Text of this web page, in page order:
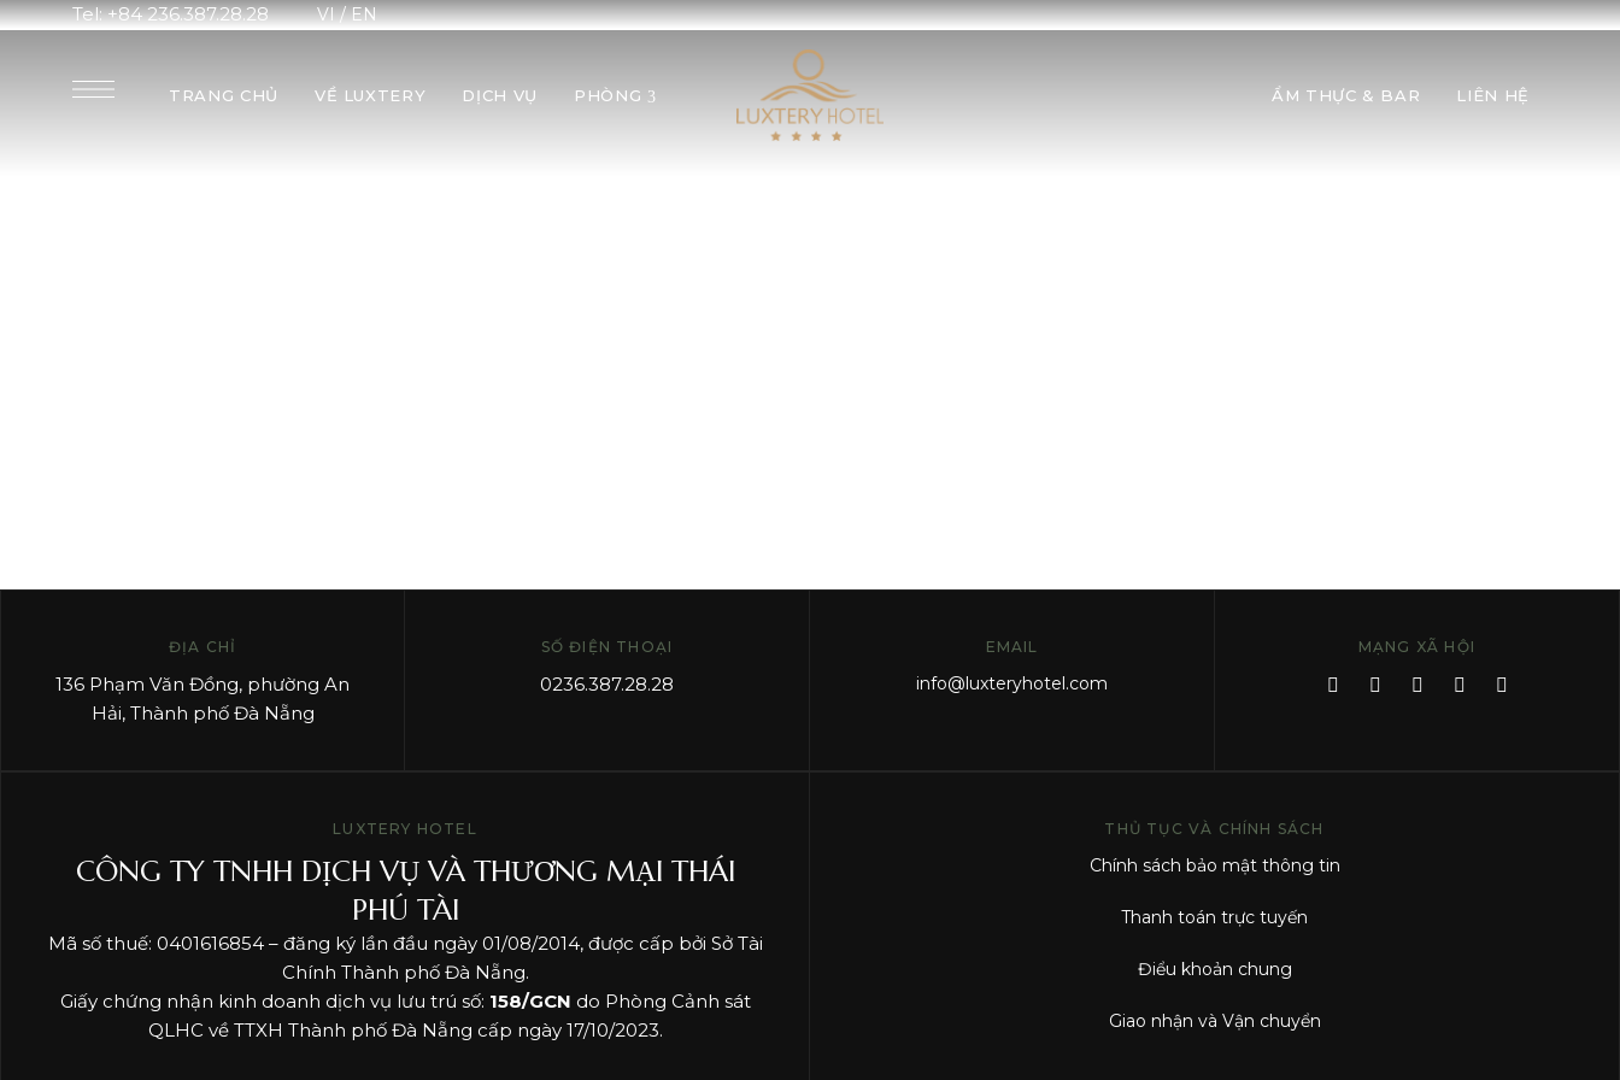
Tel: +84 236.387.28.28 VI/EN
TRANG CHỦ VỀ LUXTERY DỊCH VỤ PHÒNG ẨM THỰC & BAR LIÊN HỆ
ĐỊA CHỈ
136 Phạm Văn Đồng, phường An
Hải, Thành phố Đà Nẵng
SỐ ĐIỆN THOẠI
0236.387.28.28
EMAIL
info@luxteryhotel.com
MẠNG XÃ HỘI
LUXTERY HOTEL
CÔNG TY TNHH DỊCH VỤ VÀ THƯƠNG MẠI THÁI
PHÚ TÀI
Mã số thuế: 0401616854 – đăng ký lần đầu ngày 01/08/2014, được cấp bởi Sở Tài
Chính Thành phố Đà Nẵng.
Giấy chứng nhận kinh doanh dịch vụ lưu trú số: 158/GCN do Phòng Cảnh sát
QLHC về TTXH Thành phố Đà Nẵng cấp ngày 17/10/2023.
THỦ TỤC VÀ CHÍNH SÁCH
Chính sách bảo mật thông tin
Thanh toán trực tuyến
Điểu khoản chung
Giao nhận và Vận chuyển